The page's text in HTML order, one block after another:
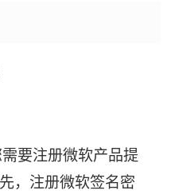
要注册微软产品提
，注册微软签名密